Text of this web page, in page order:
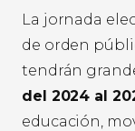
La jornada
de orden
tendrán
del 2024 al
educación,